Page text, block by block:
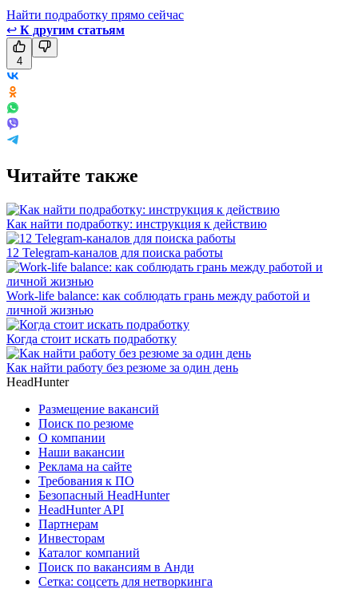
Найти подработку прямо сейчас
↩ К другим статьям
4
Читайте также
Как найти подработку: инструкция к действию
12 Telegram-каналов для поиска работы
Work-life balance: как соблюдать грань между работой и
личной жизнью
Когда стоит искать подработку
Как найти работу без резюме за один день
HeadHunter
Размещение вакансий
Поиск по резюме
О компании
Наши вакансии
Реклама на сайте
Требования к ПО
Безопасный HeadHunter
HeadHunter API
Партнерам
Инвесторам
Каталог компаний
Поиск по вакансиям в Анди
Сетка: соцсеть для нетворкинга